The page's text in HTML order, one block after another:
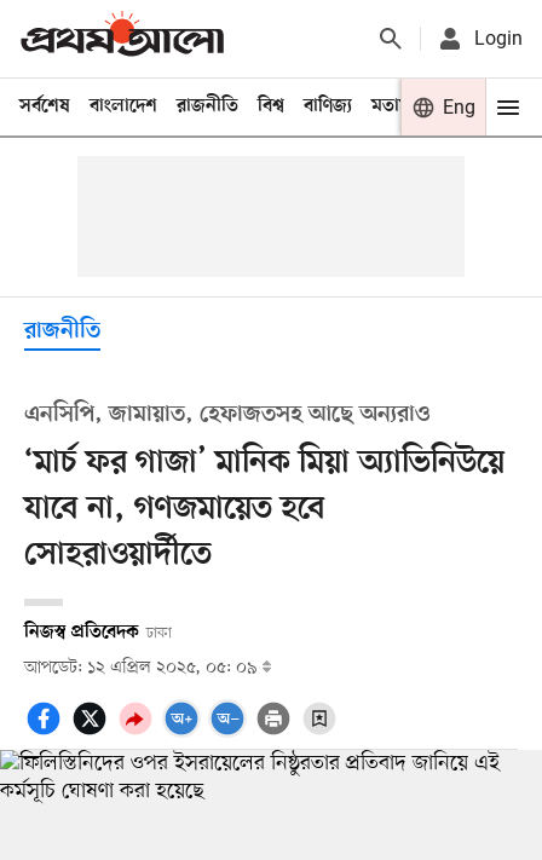
Login
সর্বশেষ বাংলাদেশ রাজনীতি বিশ্ব বাণিজ্য মতামত খেলা
Eng
রাজনীতি
এনসিপি, জামায়াত, হেফাজতসহ আছে অন্যরাও
‘মার্চ ফর গাজা’ মানিক মিয়া অ্যাভিনিউয়ে
যাবে না, গণজমায়েত হবে
সোহরাওয়ার্দীতে
নিজস্ব প্রতিবেদক ঢাকা
আপডেট: ১২ এপ্রিল ২০২৫, ০৫: ০৯